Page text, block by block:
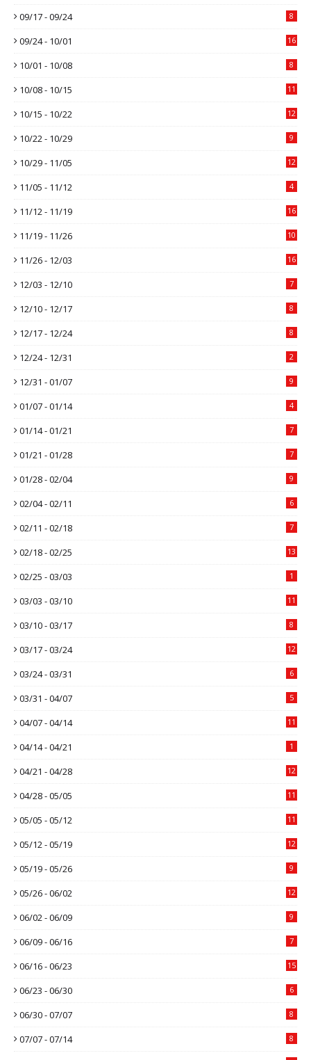
09/17 - 09/24 8
09/24 - 10/01 16
10/01 - 10/08 8
10/08 - 10/15 11
10/15 - 10/22 12
10/22 - 10/29 9
10/29 - 11/05 12
11/05 - 11/12 4
11/12 - 11/19 16
11/19 - 11/26 10
11/26 - 12/03 16
12/03 - 12/10 7
12/10 - 12/17 8
12/17 - 12/24 8
12/24 - 12/31 2
12/31 - 01/07 9
01/07 - 01/14 4
01/14 - 01/21 7
01/21 - 01/28 7
01/28 - 02/04 9
02/04 - 02/11 6
02/11 - 02/18 7
02/18 - 02/25 13
02/25 - 03/03 1
03/03 - 03/10 11
03/10 - 03/17 8
03/17 - 03/24 12
03/24 - 03/31 6
03/31 - 04/07 5
04/07 - 04/14 11
04/14 - 04/21 1
04/21 - 04/28 12
04/28 - 05/05 11
05/05 - 05/12 11
05/12 - 05/19 12
05/19 - 05/26 9
05/26 - 06/02 12
06/02 - 06/09 9
06/09 - 06/16 7
06/16 - 06/23 15
06/23 - 06/30 6
06/30 - 07/07 8
07/07 - 07/14 8